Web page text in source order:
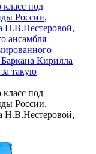
под
России,
Н.В.Нестеровой,
ансамбля
Кирилла
такую
под
России,
Н.В.Нестеровой,